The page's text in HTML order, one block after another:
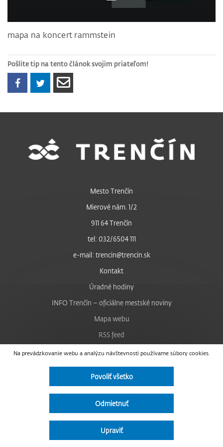
mapa na koncert rammstein
Pošlite tip na tento článok svojim priateľom!
Na prevádzkovanie webu a analýzu návštevnosti používame súbory cookies.
Povoliť všetko
Odmietnuť
Upraviť
Mesto Trenčín
Mierové nám. 1/2
911 64 Trenčín
tel: 032/6504 111
e-mail: trencin@trencin.sk
Kontakt
Úradné hodiny
INFO Trenčín – oficiálne mestské noviny
Mapa webu
RSS feed
Nastavenie cookies
Facebook
Instagram
Vyhlásenie o prístupnosti